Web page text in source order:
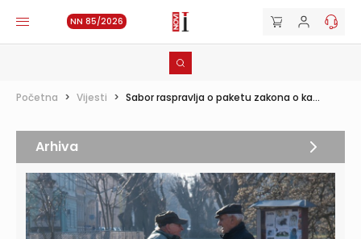
NN 85/2026
Početna > Vijesti > Sabor raspravlja o paketu zakona o ka...
Arhiva